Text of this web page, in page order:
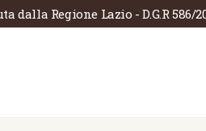
dalla Regione Lazio - D.G.R 586/
LA